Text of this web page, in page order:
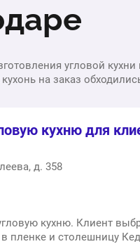
угловой
на заказ
кухню для
д. 358
кухню. Клиент
пленке и столешницу